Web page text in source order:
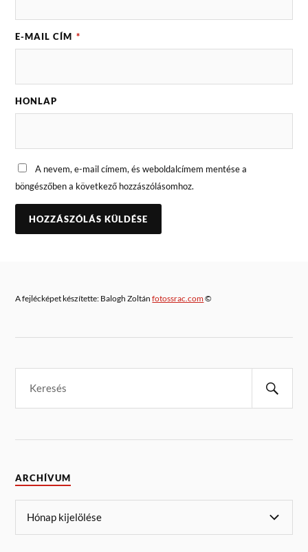
E-MAIL CÍM *
HONLAP
A nevem, e-mail címem, és weboldalcímem mentése a
böngészőben a következő hozzászólásomhoz.
A fejlécképet készítette: Balogh Zoltánfotossrac.com©
ARCHÍVUM